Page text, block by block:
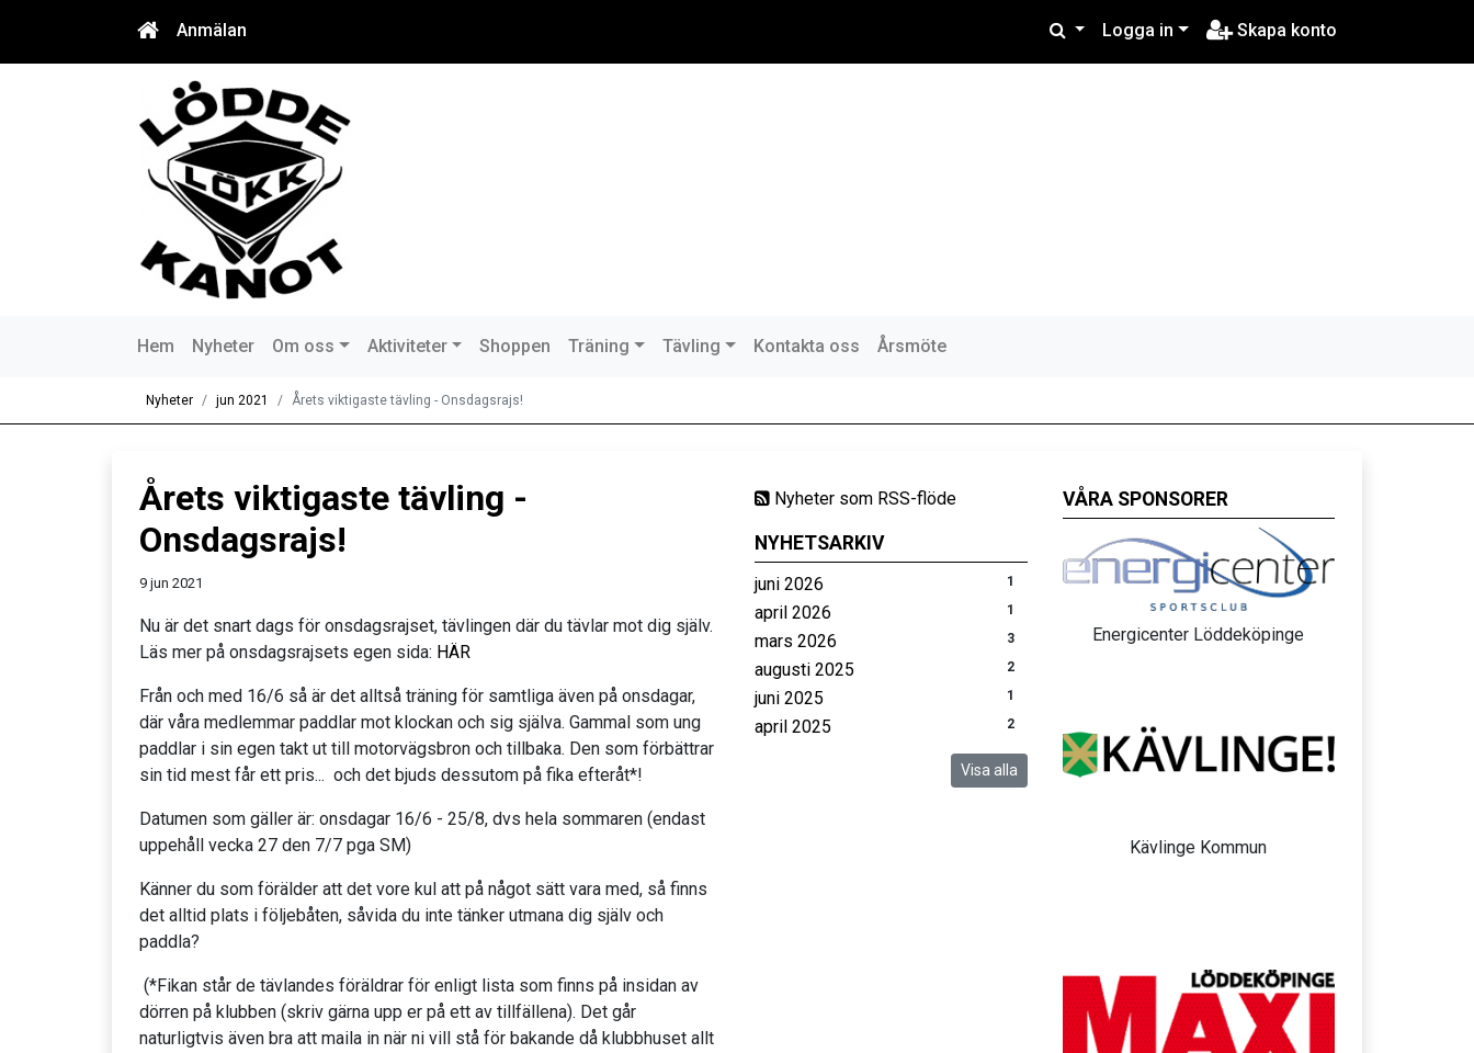
Anmälan Logga in Skapa konto
Hem Nyheter Om oss Aktiviteter Shoppen Träning Tävling Kontakta oss Årsmöte
Nyheter jun 2021 Årets viktigaste tävling - Onsdagsrajs!
Nyheter som RSS-flöde
NYHETSARKIV
juni 2026 1
april 2026 1
mars 2026 3
augusti 2025 2
juni 2025 1
april 2025 2
Visa alla
Årets viktigaste tävling -
Onsdagsrajs!
9 jun 2021
Nu är det snart dags för onsdagsrajset, tävlingen där du tävlar mot dig själv.
Läs mer på onsdagsrajsets egen sida: HÄR
Från och med 16/6 så är det alltså träning för samtliga även på onsdagar,
där våra medlemmar paddlar mot klockan och sig själva. Gammal som ung
paddlar i sin egen takt ut till motorvägsbron och tillbaka. Den som förbättrar
sin tid mest får ett pris... och det bjuds dessutom på fika efteråt*!
Datumen som gäller är: onsdagar 16/6 - 25/8, dvs hela sommaren (endast
uppehåll vecka 27 den 7/7 pga SM)
Känner du som förälder att det vore kul att på något sätt vara med, så finns
det alltid plats i följebåten, såvida du inte tänker utmana dig själv och
paddla?
(*Fikan står de tävlandes föräldrar för enligt lista som finns på insidan av
dörren på klubben (skriv gärna upp er på ett av tillfällena). Det går
naturligtvis även bra att maila in när ni vill stå för bakande då klubbhuset allt
VÅRA SPONSORER
Energicenter Löddeköpinge
Kävlinge Kommun